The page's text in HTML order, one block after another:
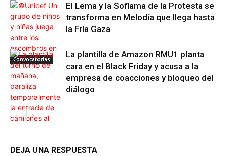
Convocatorias
El Lema y la Soflama de la Protesta se
transforma en Melodía que llega hasta
la Fría Gaza
La plantilla de Amazon RMU1 planta
cara en el Black Friday y acusa a la
empresa de coacciones y bloqueo del
diálogo
DEJA UNA RESPUESTA